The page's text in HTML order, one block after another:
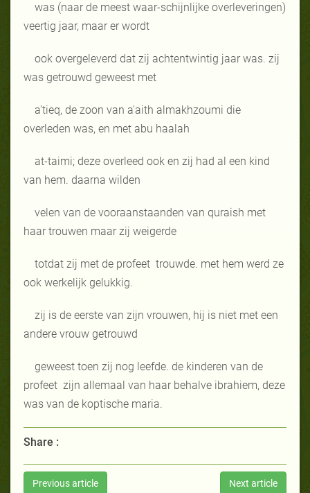
was (naar de meest waar-schijnlijke overleveringen)
veertig jaar, maar er wordt
ook overgeleverd dat zij achtentwintig jaar was. zij
was getrouwd geweest met
a'tieq, de zoon van a'aith almakhzoumi die
overleden was, en met abu haalah
at-taimi; deze overleed ook en zij had al een kind
van hem. daarna wilden
velen van de vooraanstaanden van quraish met
haar trouwen maar zij weigerde
totdat zij met de profeet trouwde. met hem werd ze
ook werkelijk gelukkig.
zij is de eerste van zijn vrouwen, hij is niet met een
andere vrouw getrouwd
geweest toen zij nog leefde. de kinderen van de
profeet zijn allemaal van haar behalve ibrahiem, deze
was van de koptische maria.
Share :
Previous article Next article